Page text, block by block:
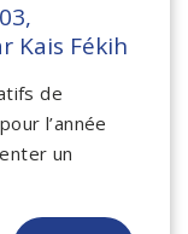
Kais Fékih
de
l’année
un